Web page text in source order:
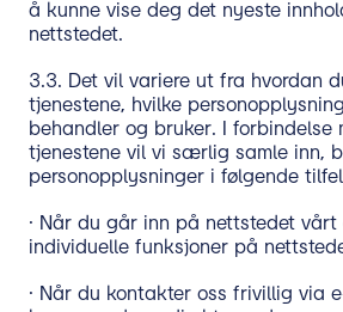
å kunne vise deg det nyeste
nettstedet.
3.3. Det vil variere ut fra hvordan
tjenestene, hvilke
behandler og bruker. I forbindelse
tjenestene vil vi særlig samle inn,
personopplysninger i følgende
· Når du går inn på nettstedet vårt
individuelle funksjoner på
· Når du kontakter oss frivillig via